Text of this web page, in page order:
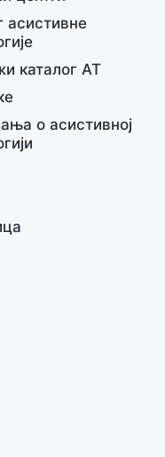
асистивнe
каталог АТ
о асистивној